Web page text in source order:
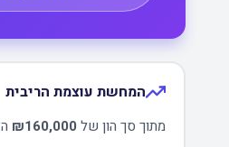
המחשת עוצמת הריבית
מתוך סך הון של₪160,000